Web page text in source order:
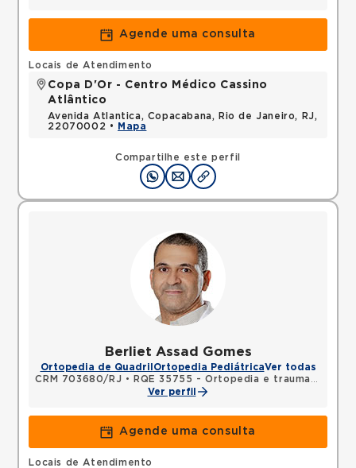
Agende uma consulta
Compartilhe este perfil
Locais de Atendimento
Copa D'Or - Centro Médico Cassino
Atlântico
Avenida Atlantica, Copacabana, Rio de Janeiro, RJ,
22070002 •
Mapa
Berliet Assad Gomes
Ortopedia de Quadril Ortopedia PediátricaVer todas
CRM 703680/RJ •
RQE 35755 - Ortopedia e traumatologia
Ver perfil
Agende uma consulta
Locais de Atendimento